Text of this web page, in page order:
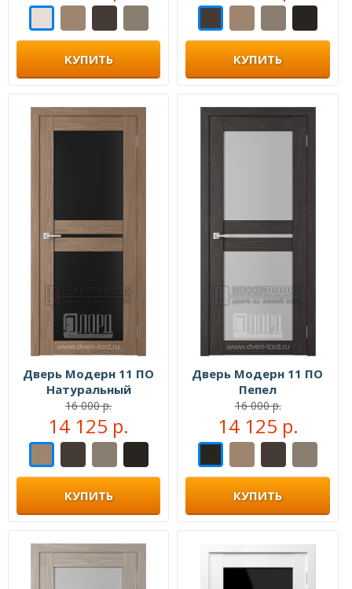
КУПИТЬ КУПИТЬ
Дверь Модерн 11 ПО
Натуральный
16 000 р.
14 125 р.
КУПИТЬ
Дверь Модерн 11 ПО
Пепел
16 000 р.
14 125 р.
КУПИТЬ